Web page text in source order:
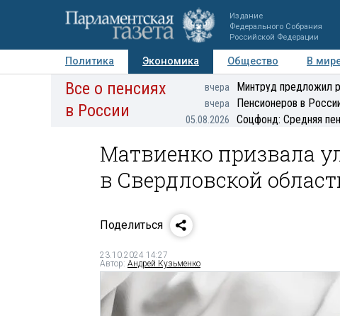
Издание
Федерального Собрания
Российской Федерации
Политика Экономика Общество В
Авторы Персоны Мнения Регионы
Все о пенсиях
в России
вчера Минтруд предложил
вчера Пенсионеров в
05.08.2026 Соцфонд: Средняя
Матвиенко призвала
в Свердловской
Поделиться
23.10.2024 14:27
Автор: Андрей Кузьменко